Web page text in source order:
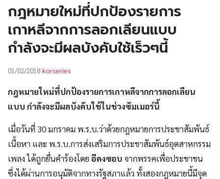
กฎหมายใหม่ที่ปกป้องรายการ
เกาหลีจากการลอกเลียนแบบ
กำลังจะมีผลบังคับใช้เร็วๆนี้
01/02/2018 korseries
กฎหมายใหม่ที่ปกป้องรายการเกาหลีจากการลอกเลียน
แบบ กำลังจะมีผลบังคับใช้ในช่วงซัมเมอร์นี้
เมื่อวันที่ 30 มกราคม พ.ร.บ.ว่าด้วยกฎหมายการประชาสัมพันธ์
เนื้อหา และ พ.ร.บ.การส่งเสริมการประชาสัมพันธ์อุตสาหกรรม
เพลง ได้ถูกยื่นคำร้องโดยอีดงซอบ จากพรรคเพื่อประชาชน
ซึ่งได้ผ่านการอนุมัติจากทางรัฐสภาแล้ว ทั้งสองกฎหมายนี้มีจุด